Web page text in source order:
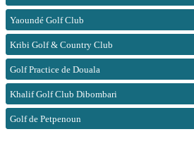
Yaoundé Golf Club
Kribi Golf & Country Club
Golf Practice de Douala
Khalif Golf Club Dibombari
Golf de Petpenoun